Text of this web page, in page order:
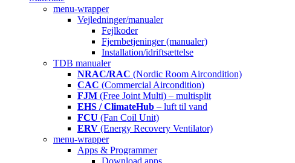
menu-wrapper
Vejledninger/manualer
Fejlkoder
Fjernbetjeninger (manualer)
Installation/idriftsættelse
TDB manualer
NRAC/RAC (Nordic Room Aircondition)
CAC (Commercial Aircondition)
FJM (Free Joint Multi) – multisplit
EHS / ClimateHub – luft til vand
FCU (Fan Coil Unit)
ERV (Energy Recovery Ventilator)
menu-wrapper
Apps & Programmer
Download apps